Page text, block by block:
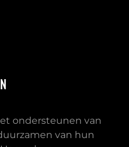
ondersteunen van
van hun